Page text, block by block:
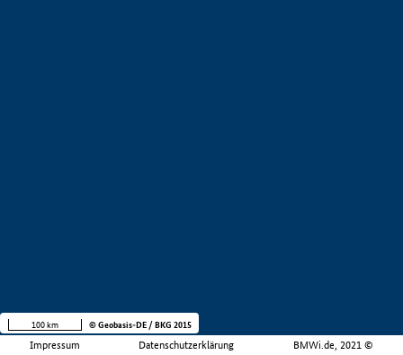
Impressum Datenschutzerklärung BMWi.de, 2021 ©
100 km © Geobasis-DE / BKG 2015